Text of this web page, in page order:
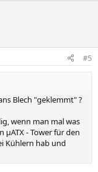
#5
Blech "geklemmt" ?
wenn man mal was
- Tower für den
Kühlern hab und